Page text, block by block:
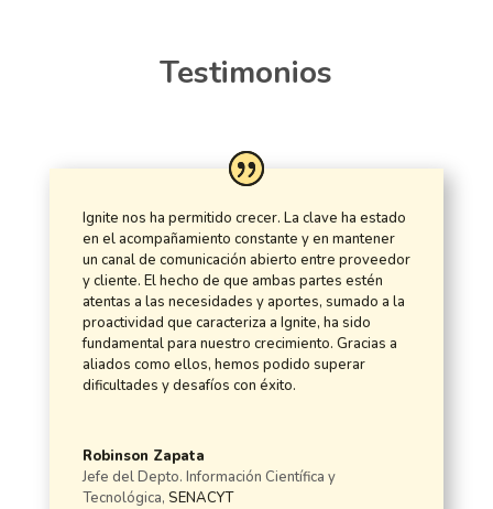
Testimonios
Ignite nos ha permitido crecer. La clave ha estado
en el acompañamiento constante y en mantener
un canal de comunicación abierto entre proveedor
ycliente. El hecho de que ambas partes estén
atentas a las necesidades y aportes, sumado a la
proactividad que caracteriza a Ignite, ha sido
fundamental para nuestro crecimiento. Gracias a
aliados como ellos, hemos podido superar
dificultades y desafíos con éxito.
Robinson Zapata
Jefe del Depto. Información Científica y
Tecnológica, SENACYT